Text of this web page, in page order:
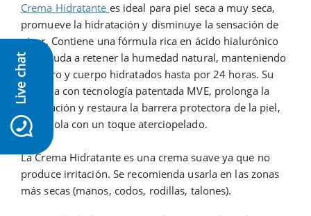
Live chat
icon-whatsapp
Crema Hidratante es ideal para piel seca a muy seca,
promueve la hidratación y disminuye la sensación de
picor. Contiene una fórmula rica en ácido hialurónico
que ayuda a retener la humedad natural, manteniendo
el rostro y cuerpo hidratados hasta por 24 horas. Su
fórmula con tecnología patentada MVE, prolonga la
hidratación y restaura la barrera protectora de la piel,
dejándola con un toque aterciopelado.
La Crema Hidratante es una crema suave ya que no
produce irritación. Se recomienda usarla en las zonas
más secas (manos, codos, rodillas, talones).